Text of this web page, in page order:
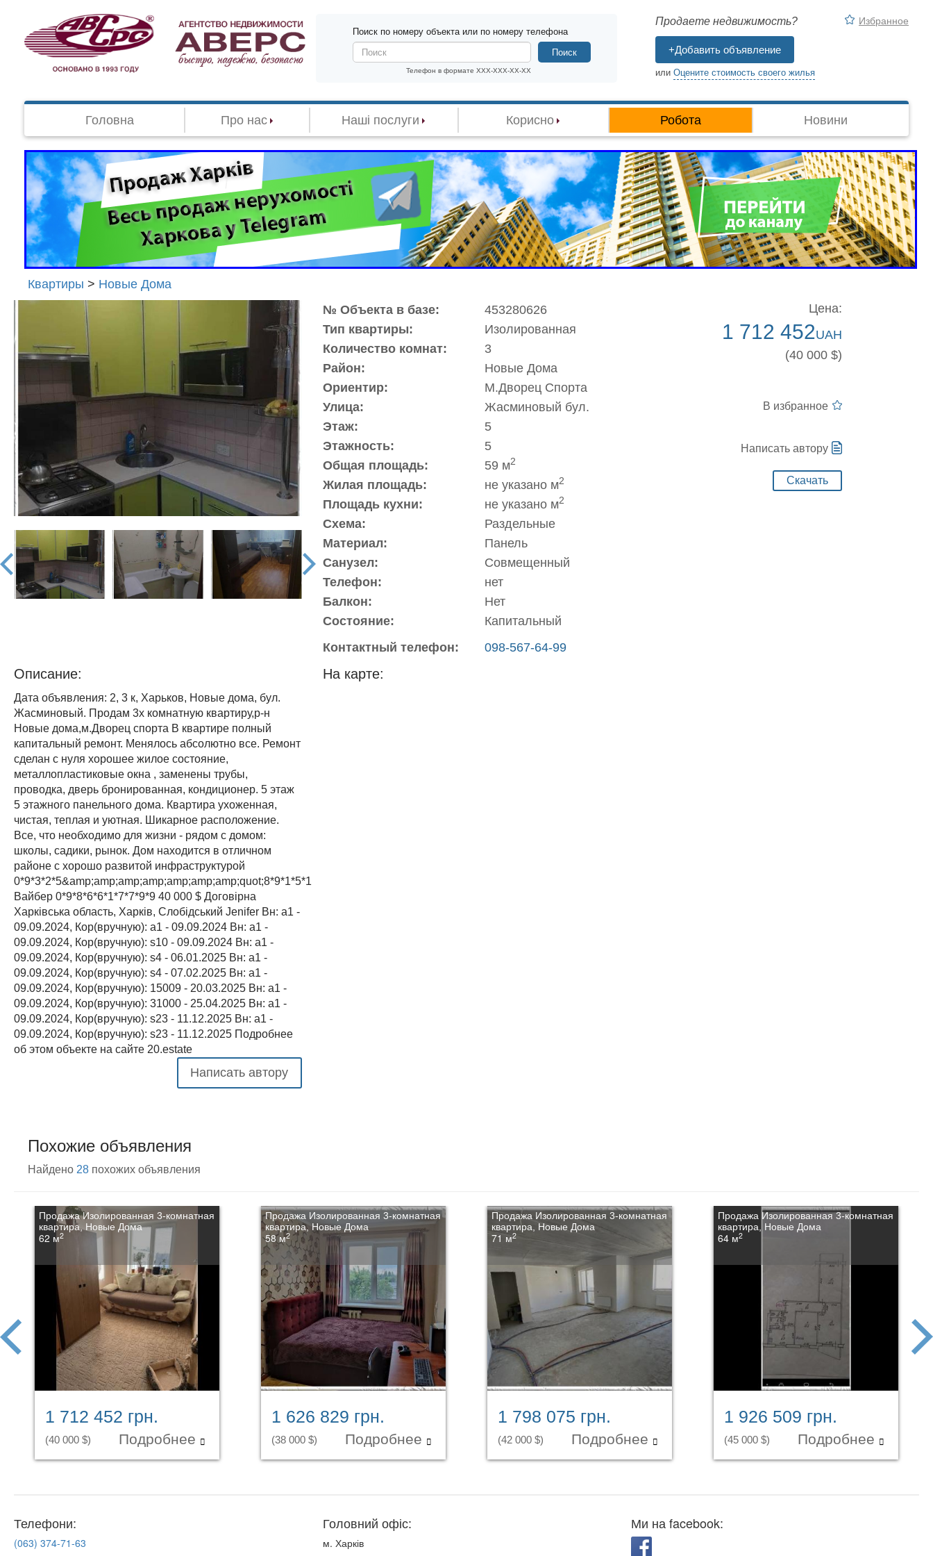
Поиск по номеру объекта или по номеру телефона
Телефон в формате XXX-XXX-XX-XX
Поиск
Продаете недвижимость?
+Добавить объявление
или Оцените стоимость своего жилья
Избранное
Головна Про нас Наші послуги Корисно Робота Новини
Квартиры > Новые Дома
Агенство
недвижимости
"Аверс"
prev
next
№ Объекта в базе:
453280626
Тип квартиры:
Изолированная
Количество комнат:
3
Район:
Новые Дома
Ориентир:
М.Дворец Спорта
Улица:
Жасминовый бул.
Этаж:
5
Этажность:
5
Общая площадь:
59 м2
Жилая площадь: не указано м2
Площадь кухни: не указано м2
Схема:
Раздельные
Материал:
Панель
Санузел:
Совмещенный
Телефон:
нет
Балкон:
Нет
Состояние:
Капитальный
Контактный телефон:
098-567-64-99
Цена:
1 712 452UAH
(40 000 $)
В избранное
Написать автору
Скачать
Описание:
Дата объявления: 2, 3 к, Харьков, Новые дома, бул.
Жасминовый. Продам 3х комнатную квартиру,р-н
Новые дома,м.Дворец спорта В квартире полный
капитальный ремонт. Менялось абсолютно все. Ремонт
сделан с нуля хорошее жилое состояние,
металлопластиковые окна , заменены трубы,
проводка, дверь бронированная, кондиционер. 5 этаж
5 этажного панельного дома. Квартира ухоженная,
чистая, теплая и уютная. Шикарное расположение.
Все, что необходимо для жизни - рядом с домом:
школы, садики, рынок. Дом находится в отличном
районе с хорошо развитой инфраструктурой
0*9*3*2*5&amp;amp;amp;amp;amp;amp;amp;quot;8*9*1*5*1
Вайбер 0*9*8*6*6*1*7*7*9*9 40 000 $ Договірна
Харківська область, Харків, Слобідський Jenifer Вн: a1 -
09.09.2024, Кор(вручную): a1 - 09.09.2024 Вн: a1 -
09.09.2024, Кор(вручную): s10 - 09.09.2024 Вн: a1 -
09.09.2024, Кор(вручную): s4 - 06.01.2025 Вн: a1 -
09.09.2024, Кор(вручную): s4 - 07.02.2025 Вн: a1 -
09.09.2024, Кор(вручную): 15009 - 20.03.2025 Вн: a1 -
09.09.2024, Кор(вручную): 31000 - 25.04.2025 Вн: a1 -
09.09.2024, Кор(вручную): s23 - 11.12.2025 Вн: a1 -
09.09.2024, Кор(вручную): s23 - 11.12.2025 Подробнее
об этом объекте на сайте 20.estate
Написать автору
На карте:
Похожие объявления
Найдено 28 похожих объявления
Продажа Изолированная 3-комнатная
квартира, Новые Дома
62 м2
1 712 452 грн.
(40 000 $) Подробнее
Продажа Изолированная 3-комнатная
квартира, Новые Дома
58 м2
1 626 829 грн.
(38 000 $) Подробнее
Продажа Изолированная 3-комнатная
квартира, Новые Дома
71 м2
1 798 075 грн.
(42 000 $) Подробнее
Продажа Изолированная 3-комнатная
квартира, Новые Дома
64 м2
1 926 509 грн.
(45 000 $) Подробнее
prev
next
Телефони:
(063) 374-71-63
Головний офіс:
м. Харків
Ми на facebook: